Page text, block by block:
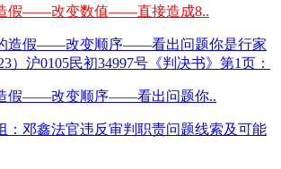
假——改变数值——直接造成8..
假——改变顺序——看出问题你..